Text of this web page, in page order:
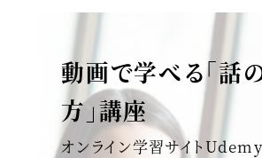
動画で学べる「話
方」講座
オンライン学習サイトUdemy